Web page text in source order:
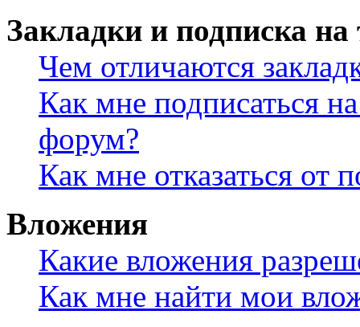
Закладки и подписка
Чем отличаются
Как мне подписаться
форум?
Как мне отказаться от
Вложения
Какие вложения
Как мне найти мои